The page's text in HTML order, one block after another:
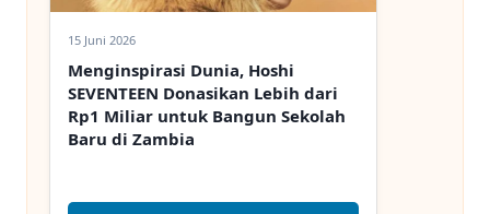
15 Juni 2026
Menginspirasi Dunia, Hoshi
SEVENTEEN Donasikan Lebih dari
Rp1 Miliar untuk Bangun Sekolah
Baru di Zambia